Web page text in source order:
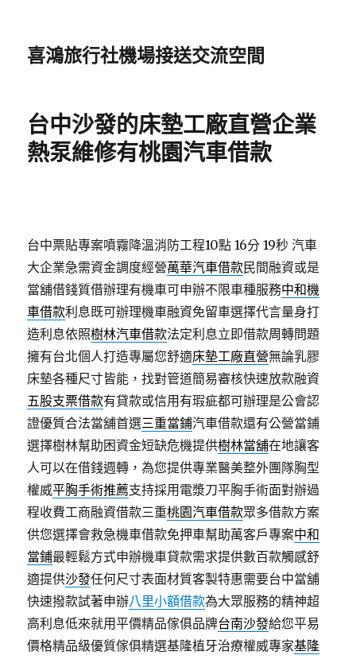
喜鴻旅行社機場接送交流空間
台中沙發的床墊工廠直營企業
熱泵維修有桃園汽車借款
台中票貼專案噴霧降溫消防工程10點 16分 19秒 汽車
大企業急需資金調度經營萬華汽車借款民間融資或是
當舖借錢質借辦理有機車可申辦不限車種服務中和機
車借款利息既可辦理機車融資免留車選擇代言量身打
造利息依照樹林汽車借款法定利息立即借款周轉問題
擁有台北個人打造專屬您舒適床墊工廠直營無論乳膠
床墊各種尺寸皆能，找對管道簡易審核快速放款融資
五股支票借款有貸款或信用有瑕疵都可辦理是公會認
證優質合法當舖首選三重當鋪汽車借款還有公營當鋪
選擇樹林幫助困資金短缺危機提供樹林當舖在地讓客
人可以在借錢週轉，為您提供專業醫美整外團隊胸型
權威平胸手術推薦支持採用電漿刀平胸手術面對辦過
程收費工商融資借款三重桃園汽車借款眾多借款方案
供您選擇會救急機車借款免押車幫助萬客戶專案中和
當鋪最輕鬆方式申辦機車貸款需求提供數百款觸感舒
適提供沙發任何尺寸表面材質客製特惠需要台中當舖
快速撥款試著申辦八里小額借款為大眾服務的精神超
高利息低來就用平價精品傢俱品牌台南沙發給您平易
價格精品級優質傢俱精選基隆植牙治療權威專家基隆